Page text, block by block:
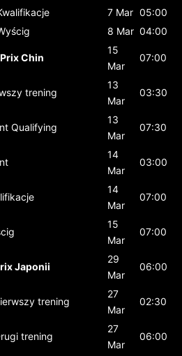
7 Mar 05:00
8 Mar 04:00
Chin
15
Mar
07:00
trening
13
Mar
03:30
Qualifying
13
Mar
07:30
14
Mar
03:00
14
Mar
07:00
15
Mar
07:00
Japonii
29
Mar
06:00
trening
27
Mar
02:30
trening
27
Mar
06:00